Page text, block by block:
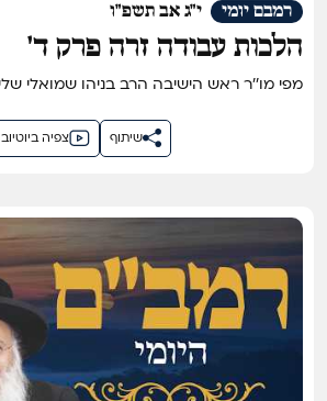
י"ג אב תשפ"ו רמבם יומי
הלכות עבודה זרה פרק ד'
מפי מו''ר ראש הישיבה הרב בניהו שמואלי שליט''א
צפיה ביוטיוב שיתוף